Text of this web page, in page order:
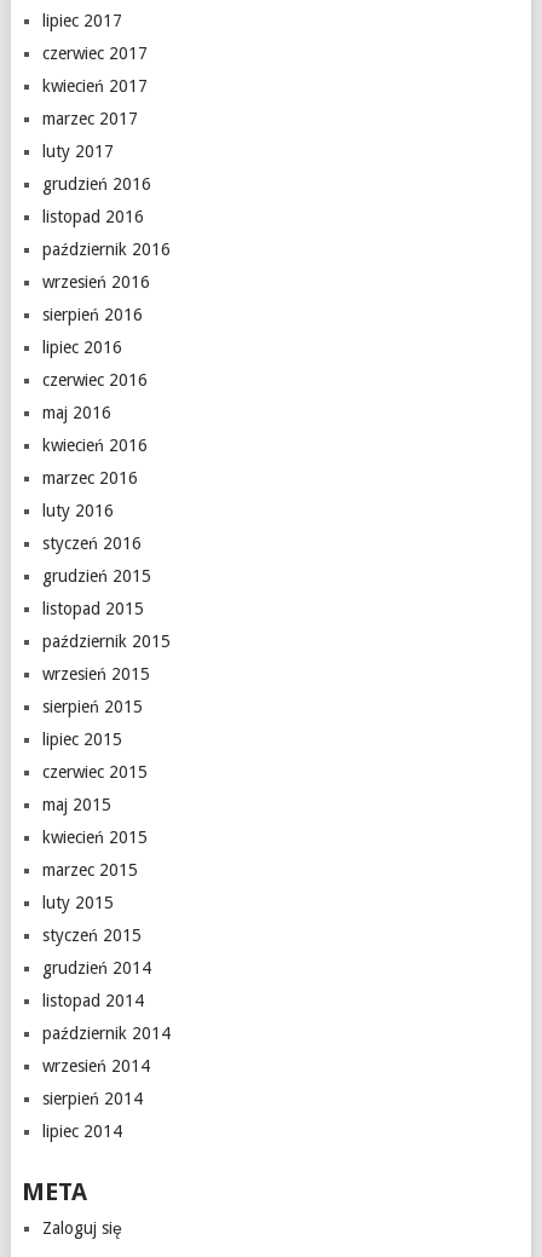
lipiec 2017
czerwiec 2017
kwiecień 2017
marzec 2017
luty 2017
grudzień 2016
listopad 2016
październik 2016
wrzesień 2016
sierpień 2016
lipiec 2016
czerwiec 2016
maj 2016
kwiecień 2016
marzec 2016
luty 2016
styczeń 2016
grudzień 2015
listopad 2015
październik 2015
wrzesień 2015
sierpień 2015
lipiec 2015
czerwiec 2015
maj 2015
kwiecień 2015
marzec 2015
luty 2015
styczeń 2015
grudzień 2014
listopad 2014
październik 2014
wrzesień 2014
sierpień 2014
lipiec 2014
META
Zaloguj się